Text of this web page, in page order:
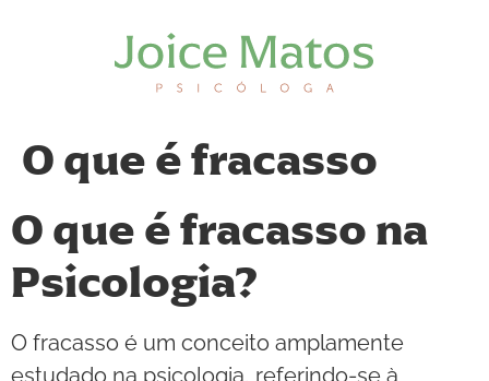
O que é fracasso
O que é fracasso na
Psicologia?
O fracasso é um conceito amplamente
estudado na psicologia, referindo-se à